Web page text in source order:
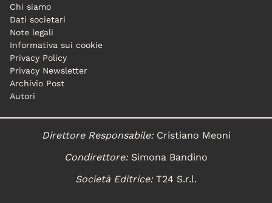
Chi siamo
Dati societari
Note legali
Informativa sui cookie
Privacy Policy
Privacy Newsletter
Archivio Post
Autori
Direttore Responsabile:Cristiano Meoni
Condirettore:Simona Bandino
Società Editrice:T24 S.r.l.